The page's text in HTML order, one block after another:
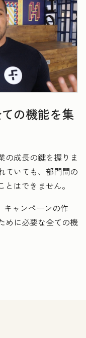
の機能を集
の成長の鍵を握りま
ていても、部門間の
はできません。
キャンペーンの作
めに必要な全ての機